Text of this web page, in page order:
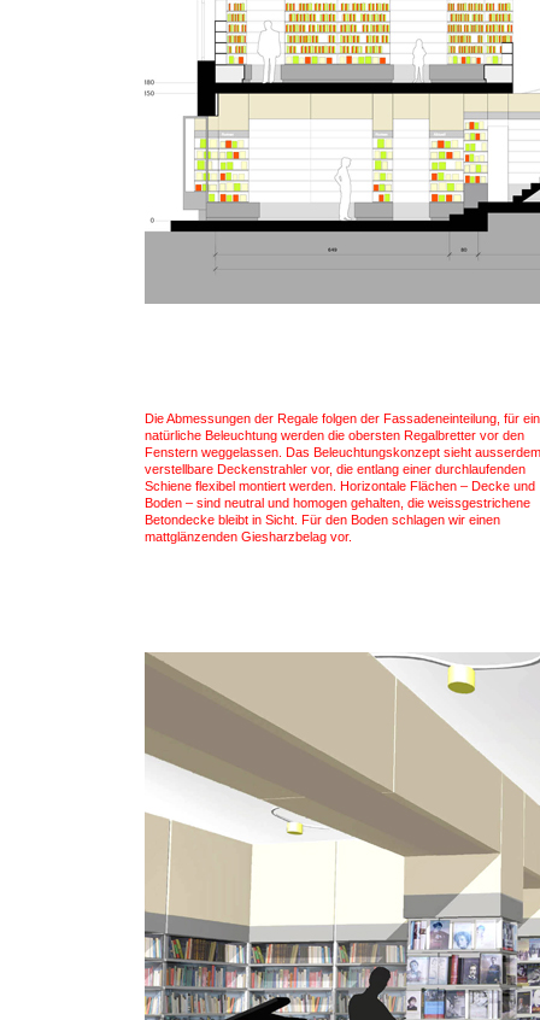
Die Abmessungen der Regale folgen der Fassadeneinteilung, für
natürliche Beleuchtung werden die obersten Regalbretter vor den
Fenstern weggelassen. Das Beleuchtungskonzept sieht ausserdem
verstellbare Deckenstrahler vor, die entlang einer durchlaufenden
Schiene flexibel montiert werden. Horizontale Flächen – Decke und
Boden – sind neutral und homogen gehalten, die weissgestrichene
Betondecke bleibt in Sicht. Für den Boden schlagen wir einen
mattglänzenden Giesharzbelag vor.